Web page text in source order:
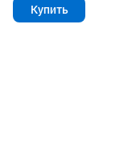
Купить